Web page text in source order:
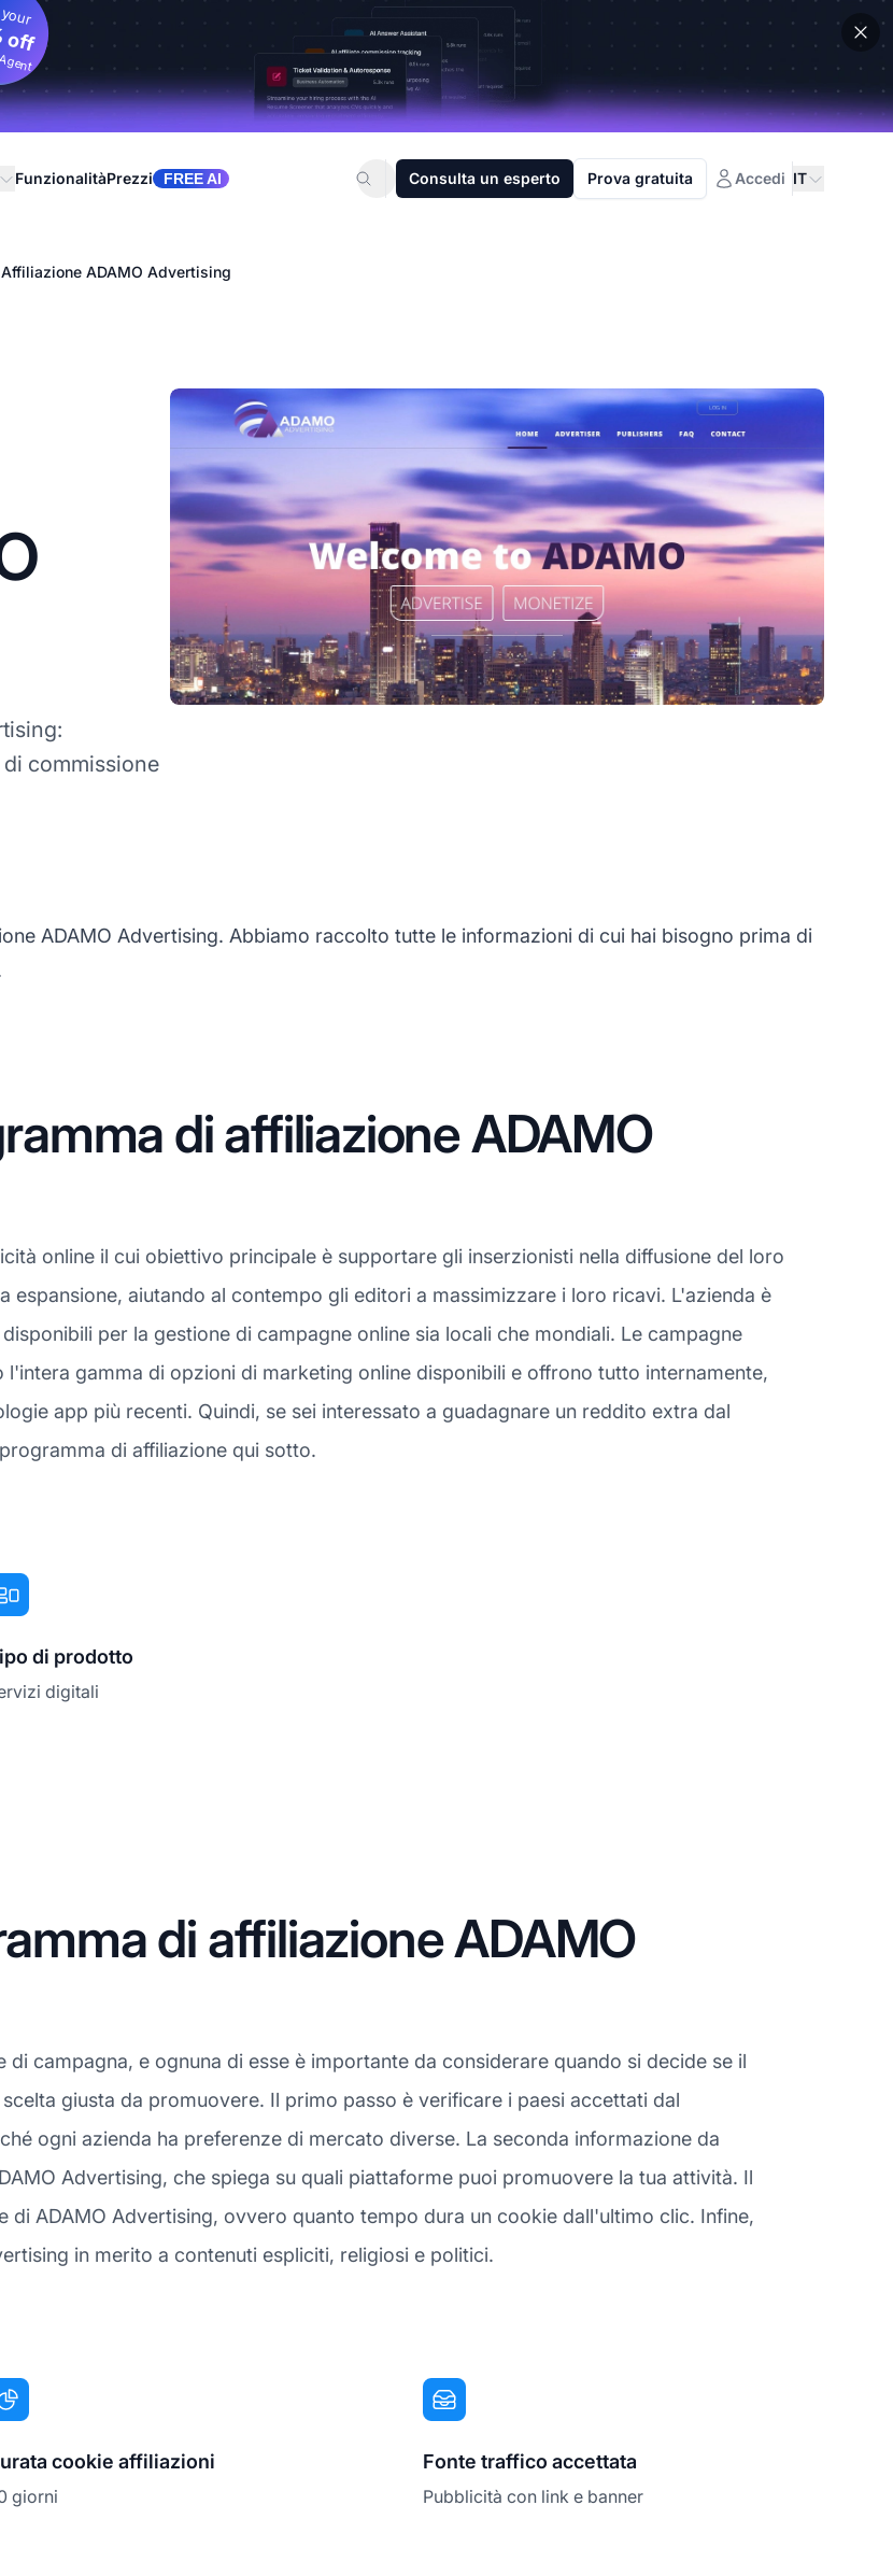
off
FunzionalitàPrezzi FREE AI Consulta un esperto Prova gratuita Accedi IT
ADAMO Advertising
commissione
ADAMO Advertising. Abbiamo raccolto tutte le informazioni di cui hai bisogno prima di
di affiliazione ADAMO
online il cui obiettivo principale è supportare gli inserzionisti nella diffusione del loro
espansione, aiutando al contempo gli editori a massimizzare i loro ricavi. L'azienda è
per la gestione di campagne online sia locali che mondiali. Le campagne
gamma di opzioni di marketing online disponibili e offrono tutto internamente,
app più recenti. Quindi, se sei interessato a guadagnare un reddito extra dal
di affiliazione qui sotto.
di prodotto
digitali
di affiliazione ADAMO
campagna, e ognuna di esse è importante da considerare quando si decide se il
giusta da promuovere. Il primo passo è verificare i paesi accettati dal
ogni azienda ha preferenze di mercato diverse. La seconda informazione da
Advertising, che spiega su quali piattaforme puoi promuovere la tua attività. Il
ADAMO Advertising, ovvero quanto tempo dura un cookie dall'ultimo clic. Infine,
in merito a contenuti espliciti, religiosi e politici.
cookie affiliazioni
giorni
Fonte traffico accettata
Pubblicità con link e banner